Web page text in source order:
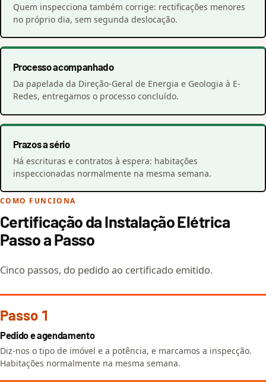
Quem inspecciona também corrige: rectificações menores
no próprio dia, sem segunda deslocação.
Processo acompanhado
Da papelada da Direção-Geral de Energia e Geologia à E-
Redes, entregamos o processo concluído.
Prazos a sério
Há escrituras e contratos à espera: habitações
inspeccionadas normalmente na mesma semana.
COMO FUNCIONA
Certificação da Instalação Elétrica
Passo a Passo
Cinco passos, do pedido ao certificado emitido.
Passo 1
Pedido e agendamento
Diz-nos o tipo de imóvel e a potência, e marcamos a inspecção.
Habitações normalmente na mesma semana.